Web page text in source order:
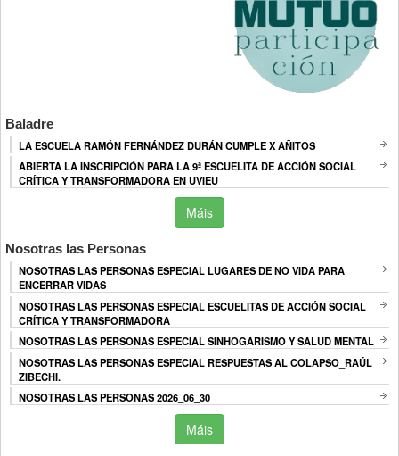
Baladre
LA ESCUELA RAMÓN FERNÁNDEZ DURÁN CUMPLE X AÑITOS
ABIERTA LA INSCRIPCIÓN PARA LA 9ª ESCUELITA DE ACCIÓN SOCIAL
CRÍTICA Y TRANSFORMADORA EN UVIEU
Máis
Nosotras las Personas
NOSOTRAS LAS PERSONAS ESPECIAL LUGARES DE NO VIDA PARA
ENCERRAR VIDAS
NOSOTRAS LAS PERSONAS ESPECIAL ESCUELITAS DE ACCIÓN SOCIAL
CRÍTICA Y TRANSFORMADORA
NOSOTRAS LAS PERSONAS ESPECIAL SINHOGARISMO Y SALUD MENTAL
NOSOTRAS LAS PERSONAS ESPECIAL RESPUESTAS AL COLAPSO_RAÚL
ZIBECHI.
NOSOTRAS LAS PERSONAS 2026_06_30
Máis